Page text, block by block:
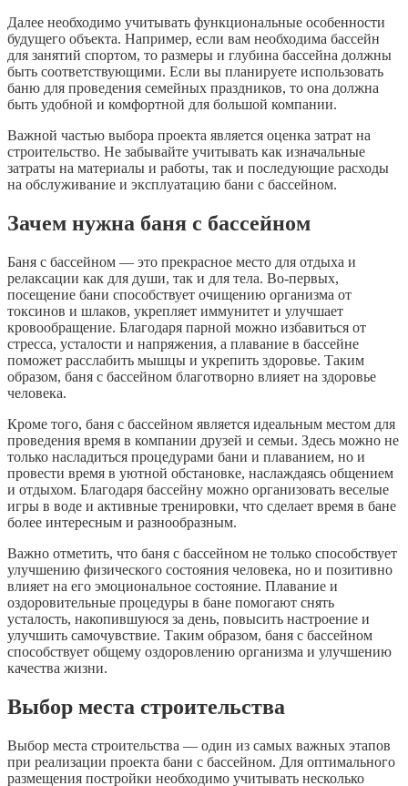
Далее необходимо учитывать функциональные особенности
будущего объекта. Например, если вам необходима бассейн
для занятий спортом, то размеры и глубина бассейна должны
быть соответствующими. Если вы планируете использовать
баню для проведения семейных праздников, то она должна
быть удобной и комфортной для большой компании.
Важной частью выбора проекта является оценка затрат на
строительство. Не забывайте учитывать как изначальные
затраты на материалы и работы, так и последующие расходы
на обслуживание и эксплуатацию бани с бассейном.
Зачем нужна баня с бассейном
Баня с бассейном — это прекрасное место для отдыха и
релаксации как для души, так и для тела. Во-первых,
посещение бани способствует очищению организма от
токсинов и шлаков, укрепляет иммунитет и улучшает
кровообращение. Благодаря парной можно избавиться от
стресса, усталости и напряжения, а плавание в бассейне
поможет расслабить мышцы и укрепить здоровье. Таким
образом, баня с бассейном благотворно влияет на здоровье
человека.
Кроме того, баня с бассейном является идеальным местом для
проведения время в компании друзей и семьи. Здесь можно не
только насладиться процедурами бани и плаванием, но и
провести время в уютной обстановке, наслаждаясь общением
и отдыхом. Благодаря бассейну можно организовать веселые
игры в воде и активные тренировки, что сделает время в бане
более интересным и разнообразным.
Важно отметить, что баня с бассейном не только способствует
улучшению физического состояния человека, но и позитивно
влияет на его эмоциональное состояние. Плавание и
оздоровительные процедуры в бане помогают снять
усталость, накопившуюся за день, повысить настроение и
улучшить самочувствие. Таким образом, баня с бассейном
способствует общему оздоровлению организма и улучшению
качества жизни.
Выбор места строительства
Выбор места строительства — один из самых важных этапов
при реализации проекта бани с бассейном. Для оптимального
размещения постройки необходимо учитывать несколько